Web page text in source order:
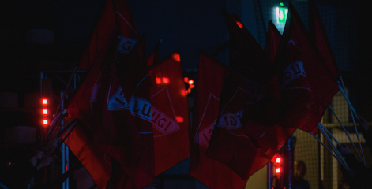
är att min dotter Chloe också är volontär. Hon har
Jag misstänker att godiset spelar en viss
växte upp i Mexiko spelade jag aldrig handboll, men
i föreningen. Jag trivs med att skapa struktur,
Här finns ett starkt samarbete och ett